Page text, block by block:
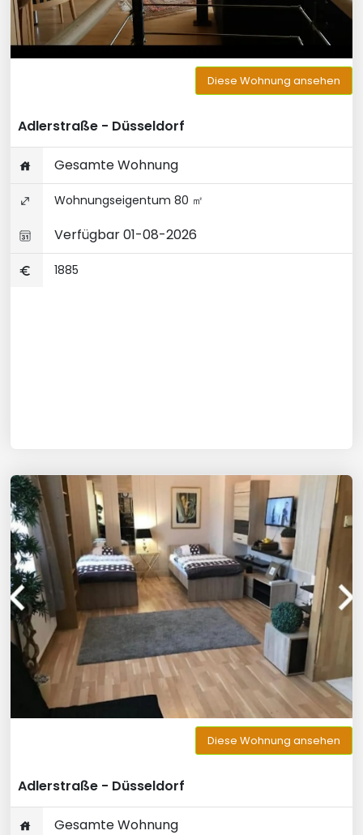
Diese Wohnung ansehen
Adlerstraße - Düsseldorf
Gesamte Wohnung
Wohnungseigentum 80 ㎡
Verfügbar 01-08-2026
1885
Diese Wohnung ansehen
Adlerstraße - Düsseldorf
Gesamte Wohnung